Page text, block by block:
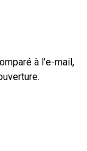
à l’e-mail,